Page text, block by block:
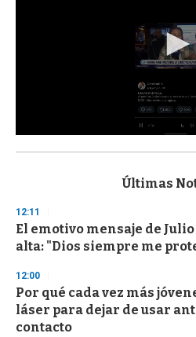
s
d
s
o
f
3
s
e
c
o
Últimas
12:11
El emotivo mensaje de
alta: "Dios siempre me
12:00
Por qué cada vez más
láser para dejar de usar
contacto